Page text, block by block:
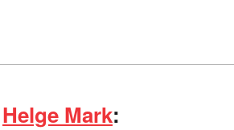
Helge Mark: